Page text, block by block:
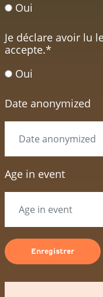
Oui
Je déclare avoir lu
accepte.*
Oui
Date anonymized
Age in event